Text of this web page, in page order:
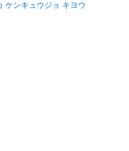
ケンキュウジョ キヨウ